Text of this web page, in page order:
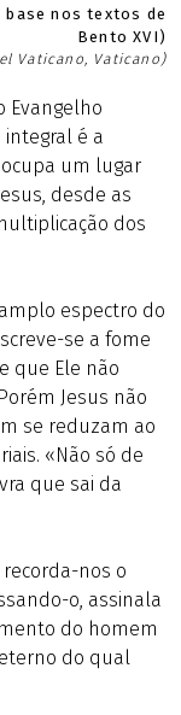
base nos textos de
Bento XVI)
Vaticano, Vaticano)
Evangelho
integral é a
um lugar
desde as
dos
espectro do
se a fome
que Ele não
Jesus não
se reduzam ao
«Não só de
que sai da
nos o
o, assinala
do homem
eterno do qual